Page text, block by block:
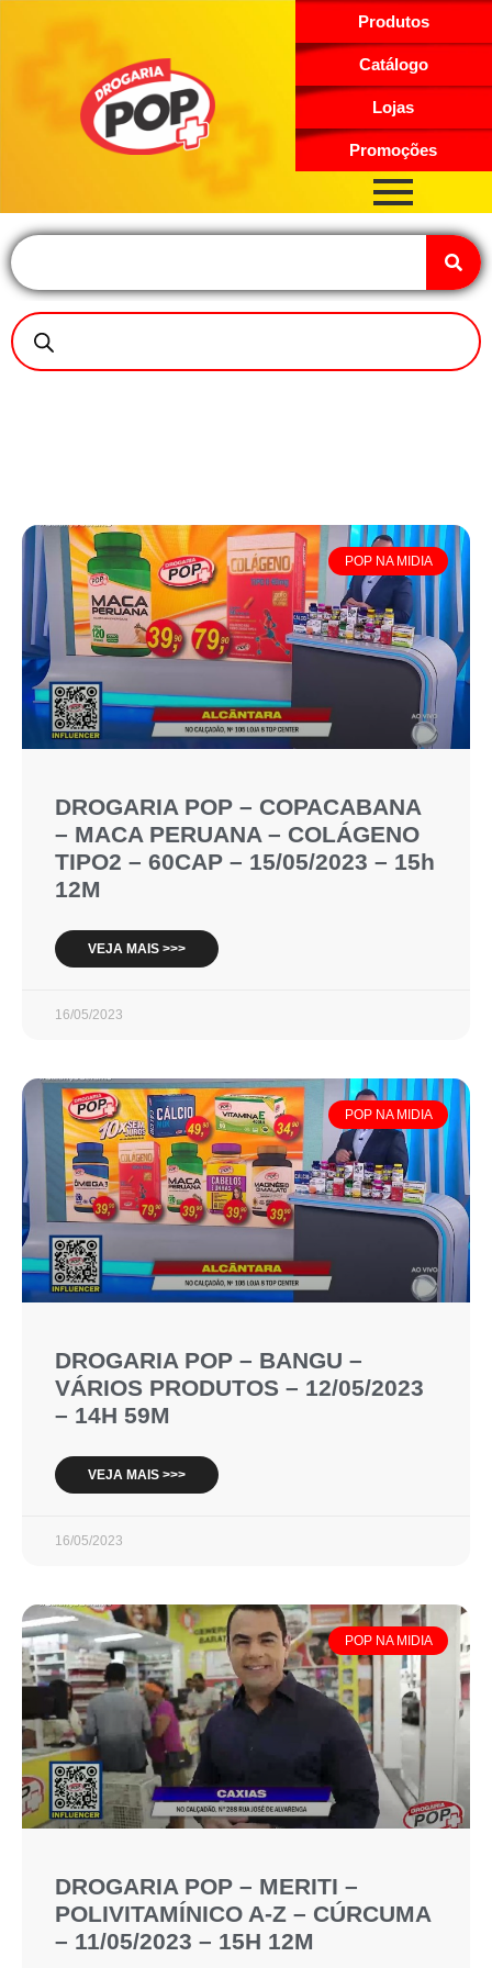
Produtos
Catálogo
Lojas
Promoções
POP NA MIDIA
DROGARIA POP – COPACABANA
– MACA PERUANA – COLÁGENO
TIPO2 – 60CAP – 15/05/2023 – 15h
12M
VEJA MAIS >>>
16/05/2023
POP NA MIDIA
DROGARIA POP – BANGU –
VÁRIOS PRODUTOS – 12/05/2023
– 14H 59M
VEJA MAIS >>>
16/05/2023
POP NA MIDIA
DROGARIA POP – MERITI –
POLIVITAMÍNICO A-Z – CÚRCUMA
– 11/05/2023 – 15H 12M